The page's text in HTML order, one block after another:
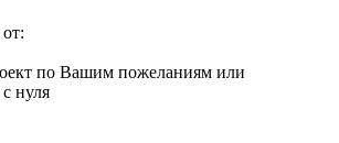
по Вашим пожеланиям или
нуля